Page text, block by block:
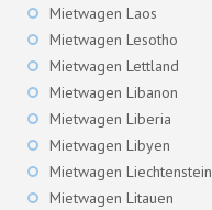
Mietwagen Laos
Mietwagen Lesotho
Mietwagen Lettland
Mietwagen Libanon
Mietwagen Liberia
Mietwagen Libyen
Mietwagen Liechtenstein
Mietwagen Litauen